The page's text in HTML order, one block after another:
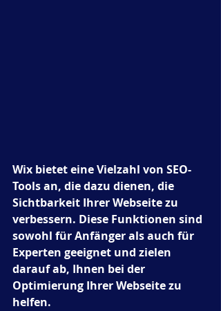
Wix bietet eine Vielzahl von SEO-
Tools an, die dazu dienen, die
Sichtbarkeit Ihrer Webseite zu
verbessern. Diese Funktionen sind
sowohl für Anfänger als auch für
Experten geeignet und zielen
darauf ab, Ihnen bei der
Optimierung Ihrer Webseite zu
helfen.